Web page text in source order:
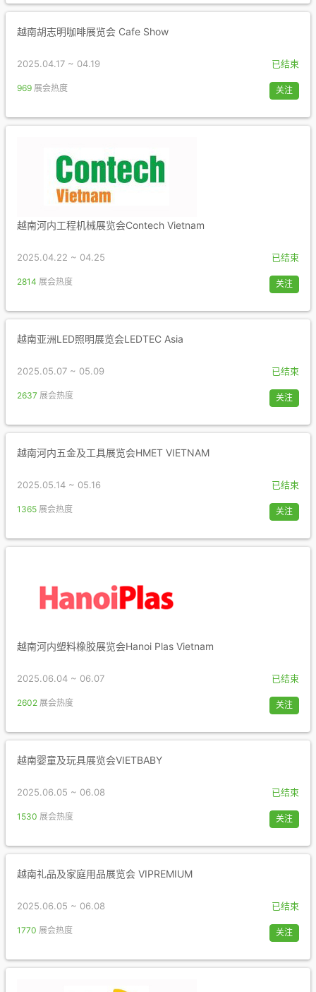
越南胡志明咖啡展览会 Cafe Show
2025.04.17 ~ 04.19 已结束
969 展会热度 关注
越南河内工程机械展览会Contech Vietnam
2025.04.22 ~ 04.25 已结束
2814 展会热度 关注
越南亚洲LED照明展览会LEDTEC Asia
2025.05.07 ~ 05.09 已结束
2637 展会热度 关注
越南河内五金及工具展览会HMET VIETNAM
2025.05.14 ~ 05.16 已结束
1365 展会热度 关注
越南河内塑料橡胶展览会Hanoi Plas Vietnam
2025.06.04 ~ 06.07 已结束
2602 展会热度 关注
越南婴童及玩具展览会VIETBABY
2025.06.05 ~ 06.08 已结束
1530 展会热度 关注
越南礼品及家庭用品展览会 VIPREMIUM
2025.06.05 ~ 06.08 已结束
1770 展会热度 关注